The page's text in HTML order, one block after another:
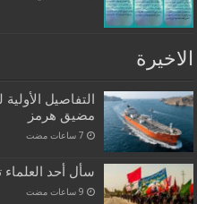
الاخيرة
التفاصيل
مضيق هرمز
سأل أحد العلماء